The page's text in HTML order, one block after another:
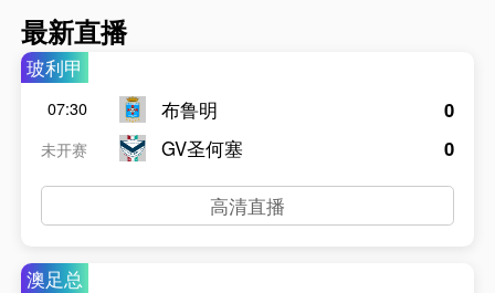
最新直播
玻利甲
07:30
未开赛
布鲁明
GV圣何塞
0
0
高清直播
澳足总